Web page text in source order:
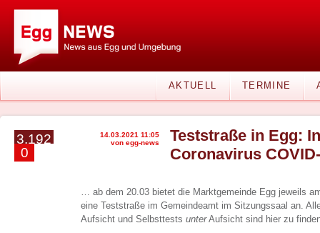
AKTUELL TERMINE
3.192
0
14.03.2021 11:05
von egg-news
Teststraße in Egg:
Coronavirus
… ab dem 20.03 bietet die Marktgemeinde Egg jeweils
eine Teststraße im Gemeindeamt im Sitzungssaal an.
Aufsicht und Selbsttests unterAufsicht sind hier zu